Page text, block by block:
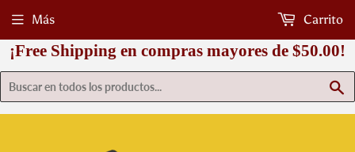
¡Free Shipping en compras mayores de $50.00!
Más Carrito